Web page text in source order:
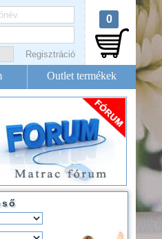
Regisztráció
0
Outlet termékek